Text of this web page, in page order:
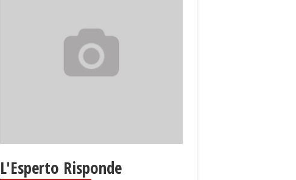
L'Esperto Risponde